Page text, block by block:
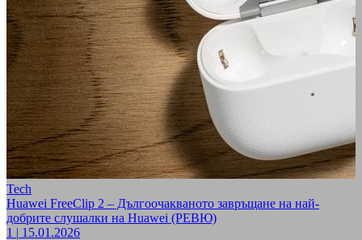
Tech
Huawei FreeClip 2 – Дългоочакваното завръщане на най-
добрите слушалки на Huawei (РЕВЮ)
1 | 15.01.2026